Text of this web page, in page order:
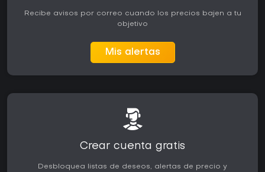
Recibe avisos por correo cuando los precios bajen a tu
objetivo
Mis alertas
Crear cuenta gratis
Desbloquea listas de deseos, alertas de precio y